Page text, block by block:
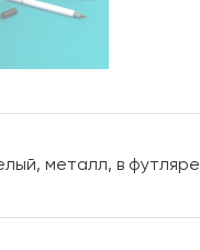
металл, в футляре